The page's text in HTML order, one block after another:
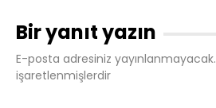
Bir yanıt yazın
E-posta adresiniz yayınlanmayacak.
işaretlenmişlerdir